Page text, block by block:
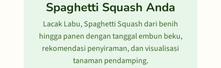
Spaghetti Squash Anda
Lacak Labu, Spaghetti Squash dari benih
hingga panen dengan tanggal embun beku,
rekomendasi penyiraman, dan visualisasi
tanaman pendamping.